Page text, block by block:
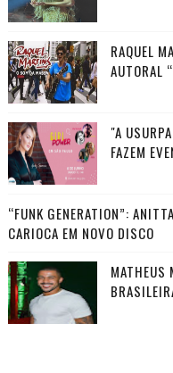
RAQUEL
AUTORAL
"A
FAZEM
“FUNK GENERATION”:
CARIOCA EM NOVO DISCO
MATHEUS